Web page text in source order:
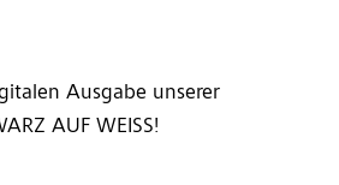
Ausgabe unserer
AUF WEISS!